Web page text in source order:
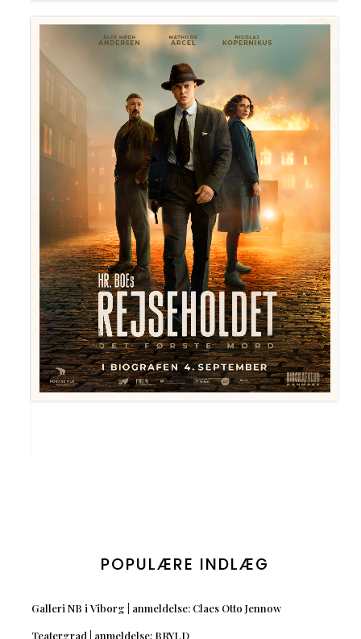
POPULÆRE INDLÆG
Galleri NB i Viborg | anmeldelse: Claes Otto Jennow
Teatergrad | anmeldelse: BRYLD